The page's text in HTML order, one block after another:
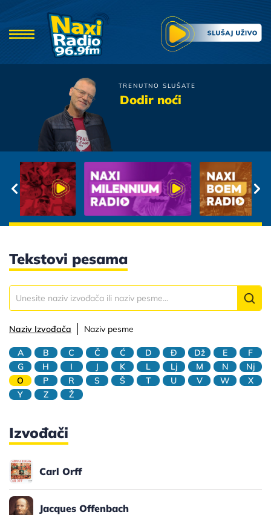
TRENUTNO SLUŠATE
Dodir noći
Tekstovi pesama
Naziv Izvođača Naziv pesme
A B C Č Ć D Đ Dž E
F
G
H I J K L Lj M N
Nj
O
P R S Š T U V W
X
Y
Z Ž
Izvođači
Carl Orff
Jacques Offenbach